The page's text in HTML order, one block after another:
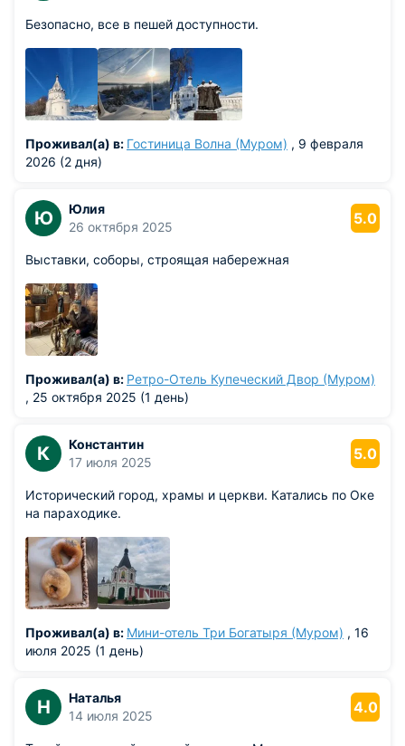
Безопасно, все в пешей доступности.
Проживал(а) в: Гостиница Волна (Муром) , 9 февраля
2026 (2 дня)
Ю
Юлия
26 октября 2025
5.0
Выставки, соборы, строящая набережная
Проживал(а) в: Ретро-Отель Купеческий Двор (Муром)
, 25 октября 2025 (1 день)
К
Константин
17 июля 2025
5.0
Исторический город, храмы и церкви. Катались по Оке
на параходике.
Проживал(а) в: Мини-отель Три Богатыря (Муром) , 16
июля 2025 (1 день)
Н
Наталья
14 июля 2025
4.0